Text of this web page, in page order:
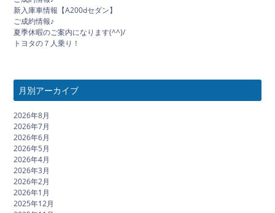
新入庫車情報【A200dセダン】
ご成約情報♪
夏季休暇のご案内になります(^^)/
トヨタの７人乗り！
月別アーカイブ
2026年8月
2026年7月
2026年6月
2026年5月
2026年4月
2026年3月
2026年2月
2026年1月
2025年12月